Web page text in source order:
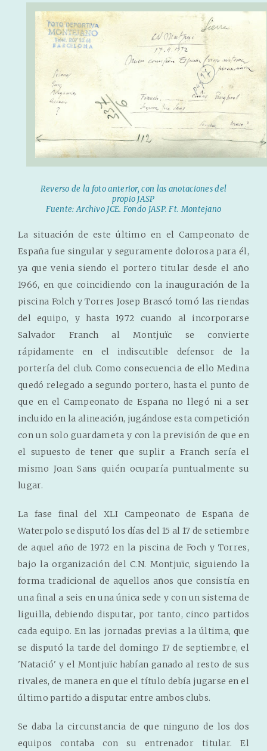
Reverso de la foto anterior, con las anotaciones del
propio JASP
Fuente: Archivo JCE. Fondo JASP. Ft. Montejano
La situación de este último en el Campeonato de
España fue singular y seguramente dolorosa para él,
ya que venia siendo el portero titular desde el año
1966, en que coincidiendo con la inauguración de la
piscina Folch y Torres Josep Brascó tomó las riendas
del equipo, y hasta 1972 cuando al incorporarse
Salvador Franch al Montjuïc se convierte
rápidamente en el indiscutible defensor de la
portería del club. Como consecuencia de ello Medina
quedó relegado a segundo portero, hasta el punto de
que en el Campeonato de España no llegó ni a ser
incluido en la alineación, jugándose esta competición
con un solo guardameta y con la previsión de que en
el supuesto de tener que suplir a Franch sería el
mismo Joan Sans quién ocuparía puntualmente su
lugar.
La fase final del XLI Campeonato de España de
Waterpolo se disputó los días del 15 al 17 de setiembre
de aquel año de 1972 en la piscina de Foch y Torres,
bajo la organización del C.N. Montjuïc, siguiendo la
forma tradicional de aquellos años que consistía en
una final a seis en una única sede y con un sistema de
liguilla, debiendo disputar, por tanto, cinco partidos
cada equipo. En las jornadas previas a la última, que
se disputó la tarde del domingo 17 de septiembre, el
'Natació' y el Montjuïc habían ganado al resto de sus
rivales, de manera en que el título debía jugarse en el
último partido a disputar entre ambos clubs.
Se daba la circunstancia de que ninguno de los dos
equipos contaba con su entrenador titular. El